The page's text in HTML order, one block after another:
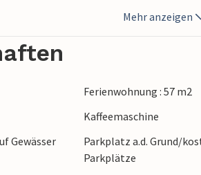
In den
entlang mit Souvenirshop,
zu den umliegenden Inseln
Labin.
Mehr anzeigen
Ferienwohnung : 57 m2
Kaffeemaschine
Gewässer
Parkplatz a.d. Grund/
Parkplätze